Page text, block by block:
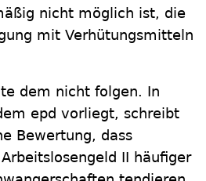
nicht möglich ist, die
mit Verhütungsmitteln
dem nicht folgen. In
epd vorliegt, schreibt
Bewertung, dass
II häufiger